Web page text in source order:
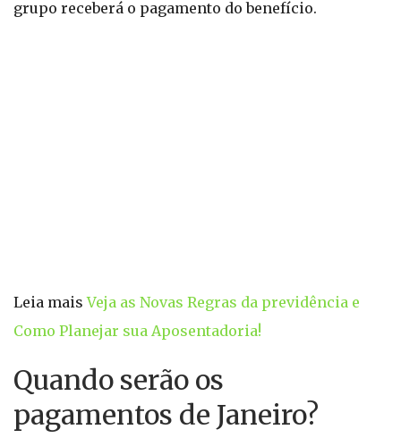
grupo receberá o pagamento do benefício.
Leia maisVeja as Novas Regras da previdência e
Como Planejar sua Aposentadoria!
Quando serão os
pagamentos de Janeiro?